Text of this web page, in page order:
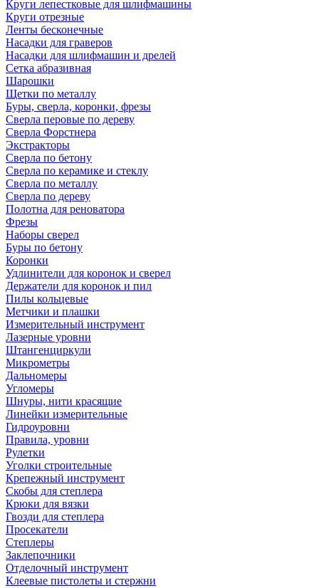
Круги лепестковые для шлифмашины
Круги отрезные
Ленты бесконечные
Насадки для граверов
Насадки для шлифмашин и дрелей
Сетка абразивная
Шарошки
Щетки по металлу
Буры, сверла, коронки, фрезы
Сверла перовые по дереву
Сверла Форстнера
Экстракторы
Сверла по бетону
Сверла по керамике и стеклу
Сверла по металлу
Сверла по дереву
Полотна для реноватора
Фрезы
Наборы сверел
Буры по бетону
Коронки
Удлинители для коронок и сверел
Держатели для коронок и пил
Пилы кольцевые
Метчики и плашки
Измерительный инструмент
Лазерные уровни
Штангенциркули
Микрометры
Дальномеры
Угломеры
Шнуры, нити красящие
Линейки измерительные
Гидроуровни
Правила, уровни
Рулетки
Уголки строительные
Крепежный инструмент
Скобы для степлера
Крюки для вязки
Гвозди для степлера
Просекатели
Степлеры
Заклепочники
Отделочный инструмент
Клеевые пистолеты и стержни